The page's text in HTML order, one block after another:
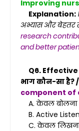
Improving
Explanation:
अभ्यास और बेहतर
research
and better
Q6.
भाग कौन-सा है? /
component of
A. केवल बोलना
B. Active
C. केवल